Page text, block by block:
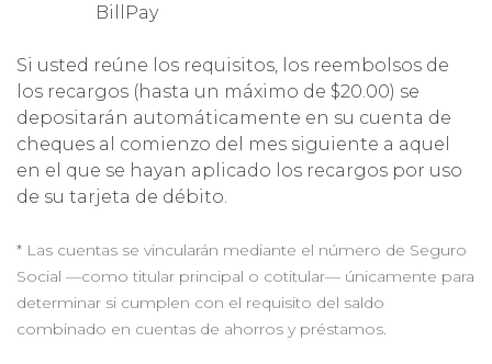
BillPay
Si usted reúne los requisitos, los reembolsos de
los recargos (hasta un máximo de $20.00) se
depositarán automáticamente en su cuenta de
cheques al comienzo del mes siguiente a aquel
en el que se hayan aplicado los recargos por uso
de su tarjeta de débito.
* Las cuentas se vincularán mediante el número de Seguro
Social —como titular principal o cotitular— únicamente para
determinar si cumplen con el requisito del saldo
combinado en cuentas de ahorros y préstamos.